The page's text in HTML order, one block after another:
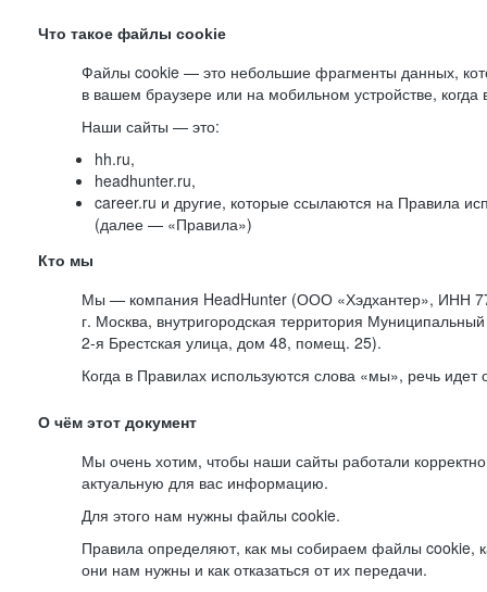
Что такое файлы cookie
Файлы cookie — это небольшие фрагменты данных,
в вашем браузере или на мобильном устройстве,
Наши сайты — это:
hh.ru,
headhunter.ru,
career.ru и другие, которые ссылаются на Правила
(далее — «Правила»)
Кто мы
Мы — компания HeadHunter (ООО «Хэдхантер», ИНН
г. Москва, внутригородская территория Муниципальный
2-я Брестская улица, дом 48, помещ. 25).
Когда в Правилах используются слова «мы», речь
О чём этот документ
Мы очень хотим, чтобы наши сайты работали
актуальную для вас информацию.
Для этого нам нужны файлы cookie.
Правила определяют, как мы собираем файлы cookie,
они нам нужны и как отказаться от их передачи.